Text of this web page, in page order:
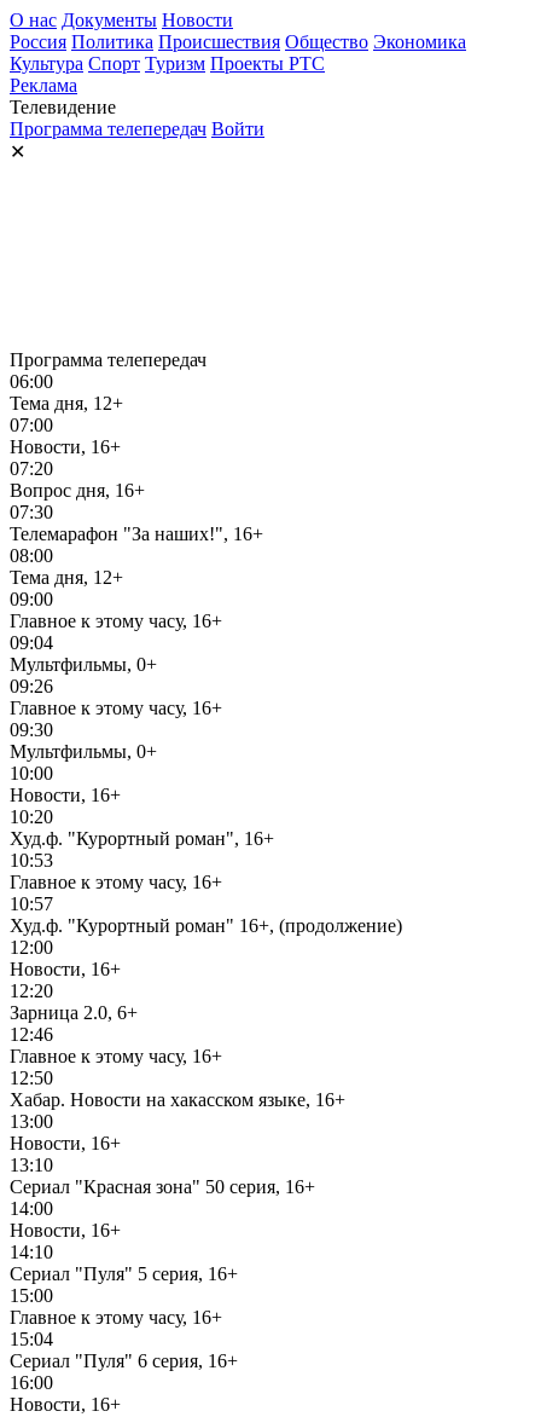
О нас Документы Новости
Россия Политика Происшествия Общество Экономика
Культура Спорт Туризм Проекты РТС
Реклама
Телевидение
Программа телепередач Войти
✕
Программа телепередач
06:00
Тема дня, 12+
07:00
Новости, 16+
07:20
Вопрос дня, 16+
07:30
Телемарафон "За наших!", 16+
08:00
Тема дня, 12+
09:00
Главное к этому часу, 16+
09:04
Мультфильмы, 0+
09:26
Главное к этому часу, 16+
09:30
Мультфильмы, 0+
10:00
Новости, 16+
10:20
Худ.ф. "Курортный роман", 16+
10:53
Главное к этому часу, 16+
10:57
Худ.ф. "Курортный роман" 16+, (продолжение)
12:00
Новости, 16+
12:20
Зарница 2.0, 6+
12:46
Главное к этому часу, 16+
12:50
Хабар. Новости на хакасском языке, 16+
13:00
Новости, 16+
13:10
Сериал "Красная зона" 50 серия, 16+
14:00
Новости, 16+
14:10
Сериал "Пуля" 5 серия, 16+
15:00
Главное к этому часу, 16+
15:04
Сериал "Пуля" 6 серия, 16+
16:00
Новости, 16+